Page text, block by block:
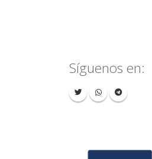
Síguenos en: